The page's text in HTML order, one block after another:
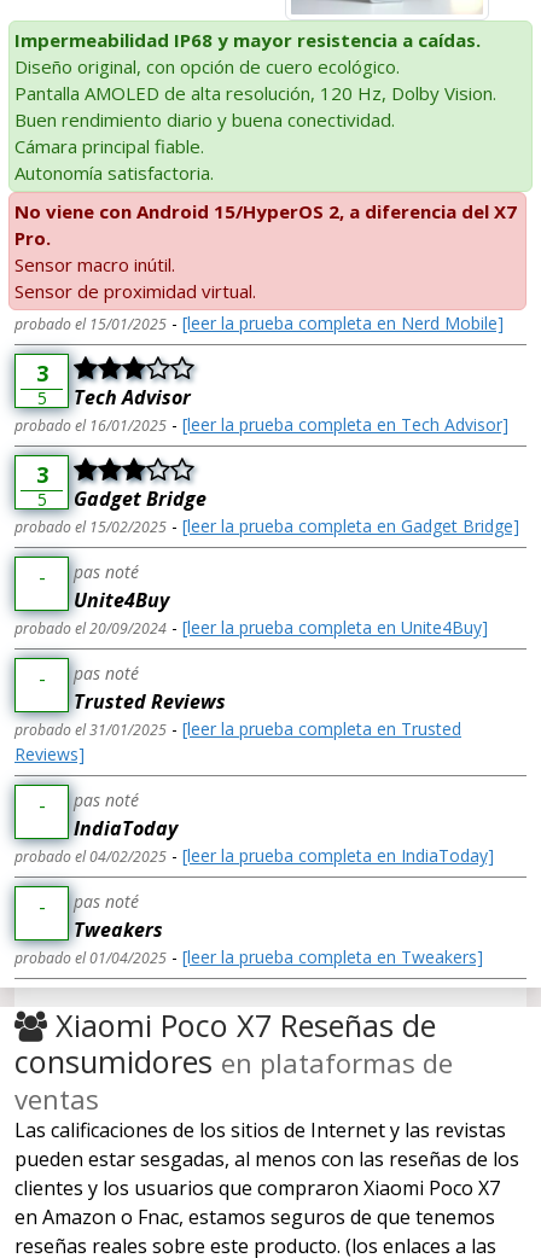
Impermeabilidad IP68 y mayor resistencia a caídas.
Diseño original, con opción de cuero ecológico.
Pantalla AMOLED de alta resolución, 120 Hz, Dolby Vision.
Buen rendimiento diario y buena conectividad.
Cámara principal fiable.
Autonomía satisfactoria.
No viene con Android 15/HyperOS 2, a diferencia del X7
Pro.
Sensor macro inútil.
Sensor de proximidad virtual.
probado el 15/01/2025 - [leer la prueba completa en Nerd Mobile]
3
5 Tech Advisor
probado el 16/01/2025 - [leer la prueba completa en Tech Advisor]
3
5 Gadget Bridge
probado el 15/02/2025 - [leer la prueba completa en Gadget Bridge]
- pas noté
Unite4Buy
probado el 20/09/2024 - [leer la prueba completa en Unite4Buy]
- pas noté
Trusted Reviews
probado el 31/01/2025 - [leer la prueba completa en Trusted
Reviews]
- pas noté
IndiaToday
probado el 04/02/2025 - [leer la prueba completa en IndiaToday]
- pas noté
Tweakers
probado el 01/04/2025 - [leer la prueba completa en Tweakers]
Xiaomi Poco X7 Reseñas de
consumidores en plataformas de
ventas
Las calificaciones de los sitios de Internet y las revistas
pueden estar sesgadas, al menos con las reseñas de los
clientes y los usuarios que compraron Xiaomi Poco X7
en Amazon o Fnac, estamos seguros de que tenemos
reseñas reales sobre este producto. (los enlaces a las